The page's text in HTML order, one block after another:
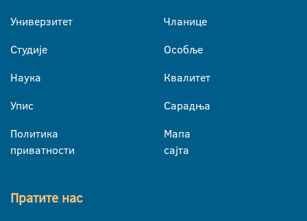
Универзитет
Студије
Наука
Упис
Политика
приватности
Чланице
Особље
Квалитет
Сарадња
Мапа
сајта
Пратите нас